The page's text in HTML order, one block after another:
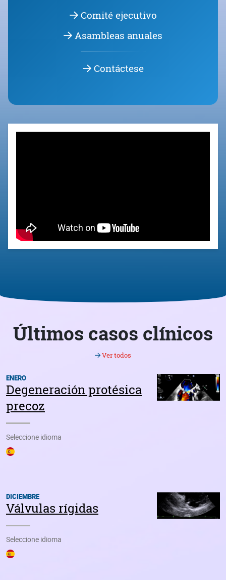
Degeneración protésica
precoz
Seleccione idioma
DICIEMBRE
Válvulas rígidas
NOVIEMBRE
El ritmo del anillo